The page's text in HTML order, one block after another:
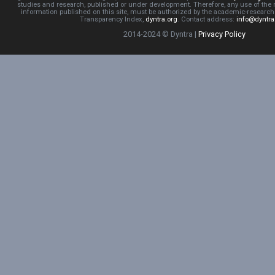
studies and research, published or under development. Therefore, any use of the
information published on this site, must be authorized by the academic-
Transparency Index, dyntra.org. Contact address:
2014-2024 © Dyntra | Privacy Policy